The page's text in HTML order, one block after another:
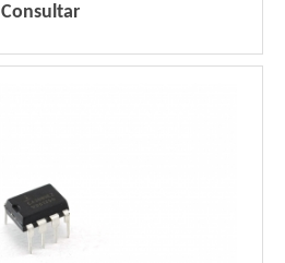
Consultar